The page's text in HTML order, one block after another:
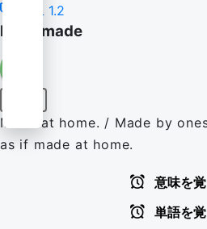
TSL 1.2
homemade
Made at home. / Made by
as if made at home.
意味を
単語を